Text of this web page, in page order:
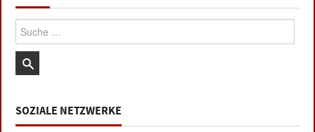
Suche:
SOZIALE NETZWERKE